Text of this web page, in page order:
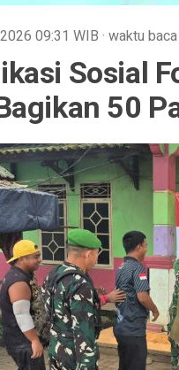
09:31 WIB · waktu
Sosial
50